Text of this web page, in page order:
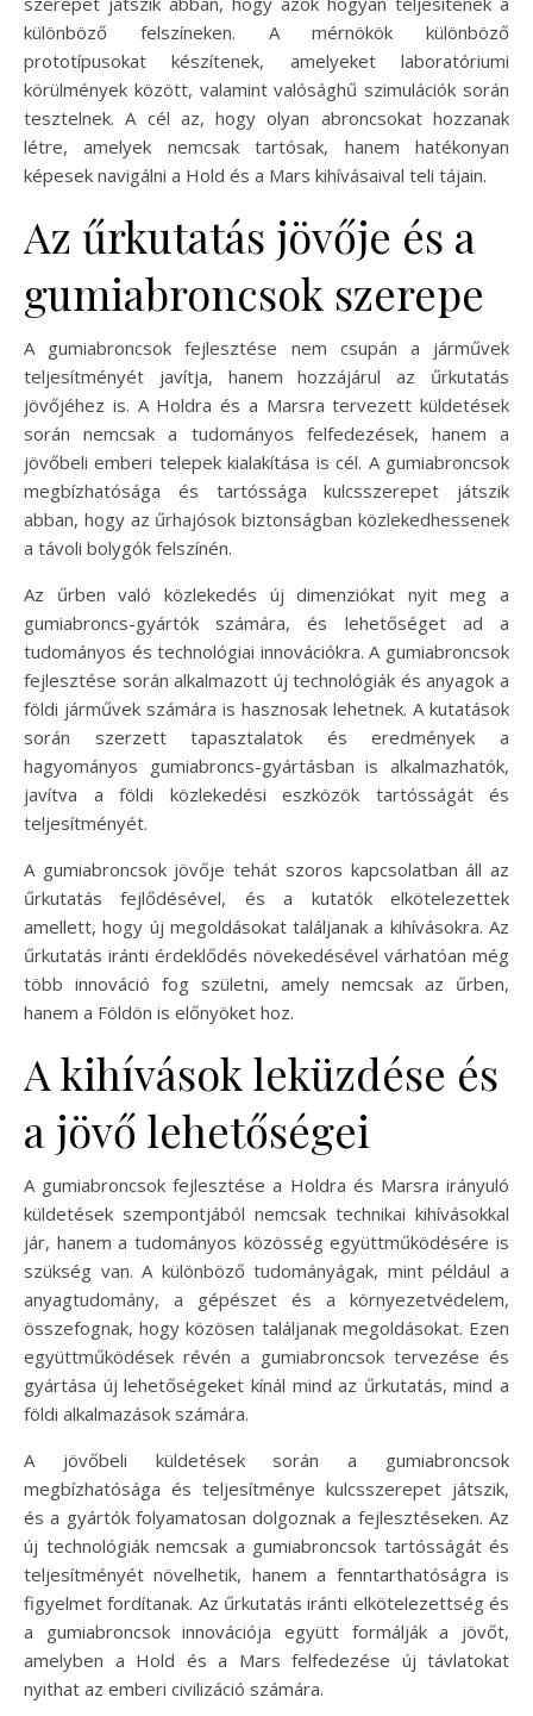
különböző felszíneken. A mérnökök különböző
prototípusokat készítenek, amelyeket laboratóriumi
körülmények között, valamint valósághű szimulációk során
tesztelnek. A cél az, hogy olyan abroncsokat hozzanak
létre, amelyek nemcsak tartósak, hanem hatékonyan
képesek navigálni a Hold és a Mars kihívásaival teli tájain.
Az űrkutatás jövője és a
gumiabroncsok szerepe
A gumiabroncsok fejlesztése nem csupán a járművek
teljesítményét javítja, hanem hozzájárul az űrkutatás
jövőjéhez is. A Holdra és a Marsra tervezett küldetések
során nemcsak a tudományos felfedezések, hanem a
jövőbeli emberi telepek kialakítása is cél. A gumiabroncsok
megbízhatósága és tartóssága kulcsszerepet játszik
abban, hogy az űrhajósok biztonságban közlekedhessenek
a távoli bolygók felszínén.
Az űrben való közlekedés új dimenziókat nyit meg a
gumiabroncs-gyártók számára, és lehetőséget ad a
tudományos és technológiai innovációkra. A gumiabroncsok
fejlesztése során alkalmazott új technológiák és anyagok a
földi járművek számára is hasznosak lehetnek. A kutatások
során szerzett tapasztalatok és eredmények a
hagyományos gumiabroncs-gyártásban is alkalmazhatók,
javítva a földi közlekedési eszközök tartósságát és
teljesítményét.
A gumiabroncsok jövője tehát szoros kapcsolatban áll az
űrkutatás fejlődésével, és a kutatók elkötelezettek
amellett, hogy új megoldásokat találjanak a kihívásokra. Az
űrkutatás iránti érdeklődés növekedésével várhatóan még
több innováció fog születni, amely nemcsak az űrben,
hanem a Földön is előnyöket hoz.
A kihívások leküzdése és
a jövő lehetőségei
A gumiabroncsok fejlesztése a Holdra és Marsra irányuló
küldetések szempontjából nemcsak technikai kihívásokkal
jár, hanem a tudományos közösség együttműködésére is
szükség van. A különböző tudományágak, mint például a
anyagtudomány, a gépészet és a környezetvédelem,
összefognak, hogy közösen találjanak megoldásokat. Ezen
együttműködések révén a gumiabroncsok tervezése és
gyártása új lehetőségeket kínál mind az űrkutatás, mind a
földi alkalmazások számára.
A jövőbeli küldetések során a gumiabroncsok
megbízhatósága és teljesítménye kulcsszerepet játszik,
és a gyártók folyamatosan dolgoznak a fejlesztéseken. Az
új technológiák nemcsak a gumiabroncsok tartósságát és
teljesítményét növelhetik, hanem a fenntarthatóságra is
figyelmet fordítanak. Az űrkutatás iránti elkötelezettség és
a gumiabroncsok innovációja együtt formálják a jövőt,
amelyben a Hold és a Mars felfedezése új távlatokat
nyithat az emberi civilizáció számára.